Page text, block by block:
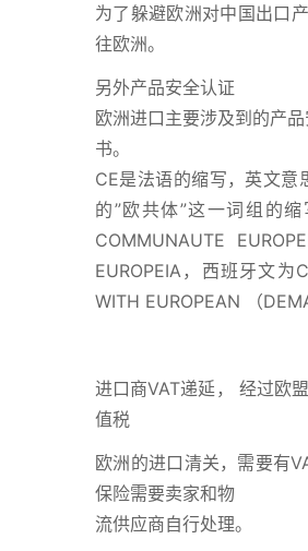
为了躲避欧洲对中国出口
往欧洲。
另外产品安全认证
欧洲进口主要涉及到的产
书。
CE是法语的缩写，英文
的”欧共体”这一词组的
COMMUNAUTE
EUROPEIA，西班牙文为
WITH EUROPEAN （
进口商VAT递延， 经过欧
值税
欧洲的进口清关，需要有
保险需要卖家和物
流供应商自行处理。